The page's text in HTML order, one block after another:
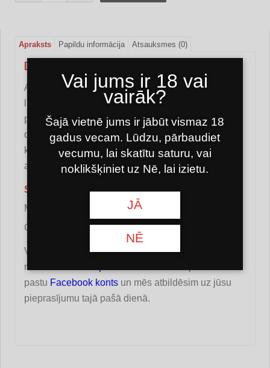
Apraksts Papildu informācija Atsauksmes (0)
DAKŠU ĪLENS DŪMS
Atvieglo tabakas ievietošanu un nodrošina ērtu
lietošanu. Tas ir izgatavots no izturīga tērauda,
padarot to īpaši izturīgu un uzticamu. Mazo izmēru
dēļ tas lieliski iederas rokā. Dakšas-jūga
kombinācija izceļas ar novatorisku dizainu un
augstas klases materiāliem.
Specifikācijas:
Materiāls: nerūsējošais tērauds
Garums: 16 cm
Vai jums ir kādi jautājumi? Sazinies ar
mums
pastu Facebook konts un mēs atbildēsim uz jūsu
pieprasījumu tajā pašā dienā.
Vai jums ir 18 vai
vairāk?
Šajā vietnē jums ir jābūt vismaz 18
gadus vecam. Lūdzu, pārbaudiet
vecumu, lai skatītu saturu, vai
noklikšķiniet uz Nē, lai izietu.
JĀ
NĒ